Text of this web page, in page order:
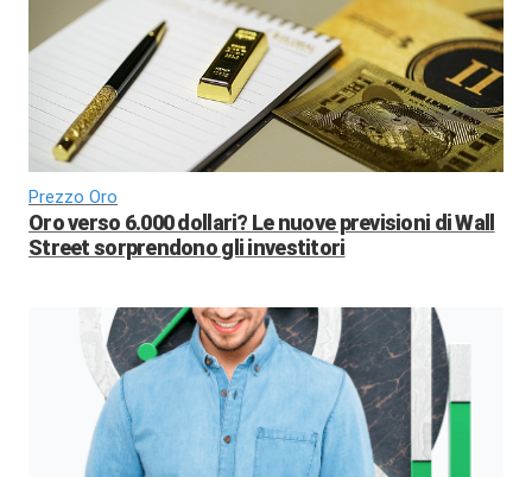
Prezzo Oro
Oro verso 6.000 dollari? Le nuove previsioni di Wall
Street sorprendono gli investitori